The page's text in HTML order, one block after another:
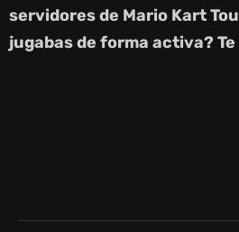
servidores de Mario Kart
jugabas de forma activa? Te